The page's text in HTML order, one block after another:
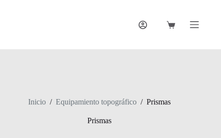
Carro
Inicio / Equipamiento topográfico / Prismas
Prismas